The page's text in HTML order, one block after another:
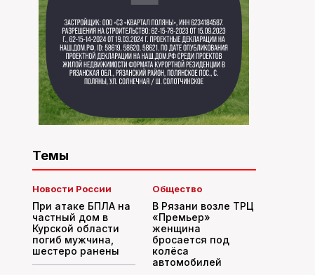
Темы
Новости России
При атаке БПЛА на
частный дом в
Курской области
погиб мужчина,
шестеро ранены
Общество
В Рязани возле ТРЦ
«Премьер»
женщина
бросается под
колёса
автомобилей